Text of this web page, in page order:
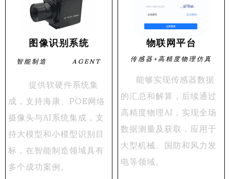
图像识别系统
智能制造 AGENT
提供软硬件系统集
成，支持海康、POE网络
摄像头与AI系统集成，支
持大模型和小模型识别目
标，在智能制造领域具有
多个成功案例。
物联网平台
传感器+高精度物理仿真
能够实现传感器数据
的汇总和解算，后续通过
高精度物理AI，实现全场
数据测量及获取，应用于
大型机械、国防和风力发
电等领域。